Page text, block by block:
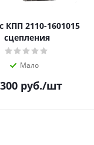
КПП 2110-1601015
сцепления
Мало
руб./шт